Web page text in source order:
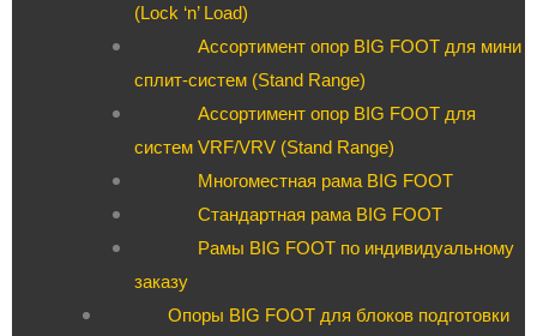
(Lock ‘n’ Load)
Ассортимент опор BIG FOOT для мини
сплит-систем (Stand Range)
Ассортимент опор BIG FOOT для
систем VRF/VRV (Stand Range)
Многоместная рама BIG FOOT
Стандартная рама BIG FOOT
Рамы BIG FOOT по индивидуальному
заказу
Опоры BIG FOOT для блоков подготовки